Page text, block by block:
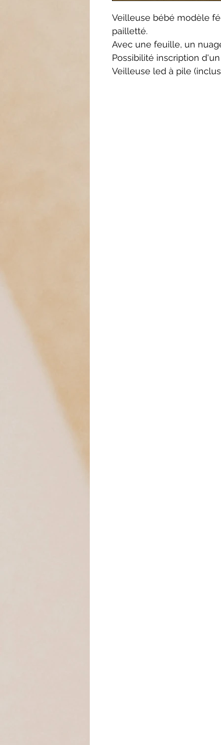
Veilleuse bébé modèle
pailletté.
Avec une feuille, un
Possibilité inscription
Veilleuse led à pile